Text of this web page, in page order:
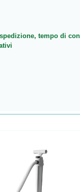
tempo di